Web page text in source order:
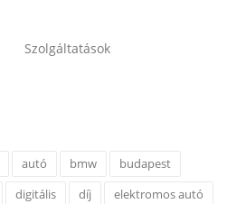
Szolgáltatások
autó bmw
budapest
digitális díj
elektromos autó